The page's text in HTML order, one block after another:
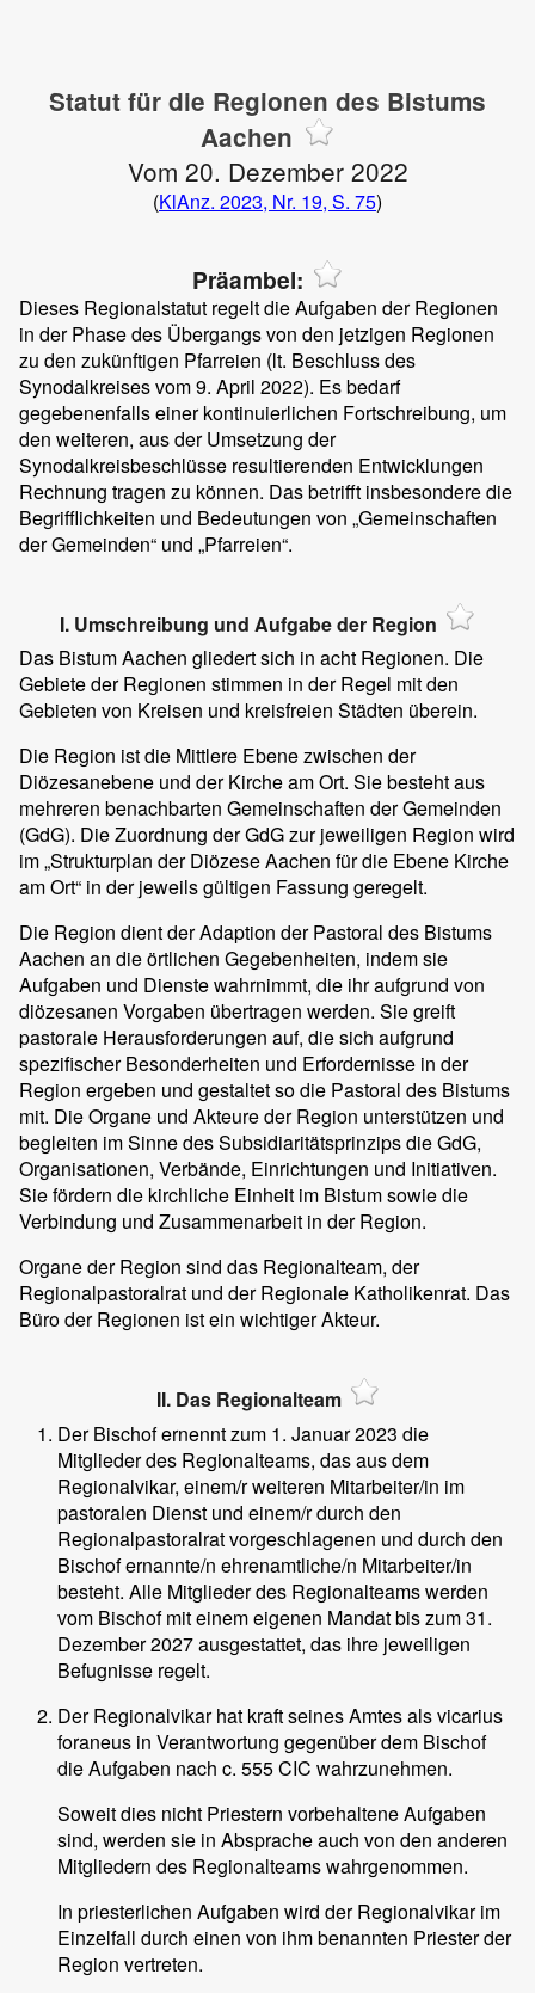
Statut für die Regionen des Bistums
Aachen
Vom 20. Dezember 2022
(KlAnz. 2023, Nr. 19, S. 75)
Präambel:
Dieses Regionalstatut regelt die Aufgaben der Regionen
in der Phase des Übergangs von den jetzigen Regionen
zu den zukünftigen Pfarreien (lt. Beschluss des
Synodalkreises vom 9. April 2022). Es bedarf
gegebenenfalls einer kontinuierlichen Fortschreibung, um
den weiteren, aus der Umsetzung der
Synodalkreisbeschlüsse resultierenden Entwicklungen
Rechnung tragen zu können. Das betrifft insbesondere die
Begrifflichkeiten und Bedeutungen von „Gemeinschaften
der Gemeinden“ und „Pfarreien“.
I. Umschreibung und Aufgabe der Region
Das Bistum Aachen gliedert sich in acht Regionen. Die
Gebiete der Regionen stimmen in der Regel mit den
Gebieten von Kreisen und kreisfreien Städten überein.
Die Region ist die Mittlere Ebene zwischen der
Diözesanebene und der Kirche am Ort. Sie besteht aus
mehreren benachbarten Gemeinschaften der Gemeinden
(GdG). Die Zuordnung der GdG zur jeweiligen Region wird
im „Strukturplan der Diözese Aachen für die Ebene Kirche
am Ort“ in der jeweils gültigen Fassung geregelt.
Die Region dient der Adaption der Pastoral des Bistums
Aachen an die örtlichen Gegebenheiten, indem sie
Aufgaben und Dienste wahrnimmt, die ihr aufgrund von
diözesanen Vorgaben übertragen werden. Sie greift
pastorale Herausforderungen auf, die sich aufgrund
spezifischer Besonderheiten und Erfordernisse in der
Region ergeben und gestaltet so die Pastoral des Bistums
mit. Die Organe und Akteure der Region unterstützen und
begleiten im Sinne des Subsidiaritätsprinzips die GdG,
Organisationen, Verbände, Einrichtungen und Initiativen.
Sie fördern die kirchliche Einheit im Bistum sowie die
Verbindung und Zusammenarbeit in der Region.
Organe der Region sind das Regionalteam, der
Regionalpastoralrat und der Regionale Katholikenrat. Das
Büro der Regionen ist ein wichtiger Akteur.
II. Das Regionalteam
Der Bischof ernennt zum 1. Januar 2023 die
Mitglieder des Regionalteams, das aus dem
Regionalvikar, einem/r weiteren Mitarbeiter/in im
pastoralen Dienst und einem/r durch den
Regionalpastoralrat vorgeschlagenen und durch den
Bischof ernannte/n ehrenamtliche/n Mitarbeiter/in
besteht. Alle Mitglieder des Regionalteams werden
vom Bischof mit einem eigenen Mandat bis zum 31.
Dezember 2027 ausgestattet, das ihre jeweiligen
Befugnisse regelt.
Der Regionalvikar hat kraft seines Amtes als vicarius
foraneus in Verantwortung gegenüber dem Bischof
die Aufgaben nach c. 555 CIC wahrzunehmen.
Soweit dies nicht Priestern vorbehaltene Aufgaben
sind, werden sie in Absprache auch von den anderen
Mitgliedern des Regionalteams wahrgenommen.
In priesterlichen Aufgaben wird der Regionalvikar im
Einzelfall durch einen von ihm benannten Priester der
Region vertreten.